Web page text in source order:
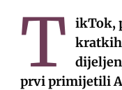
T
ikTok,
kratkih
prvi primijetili